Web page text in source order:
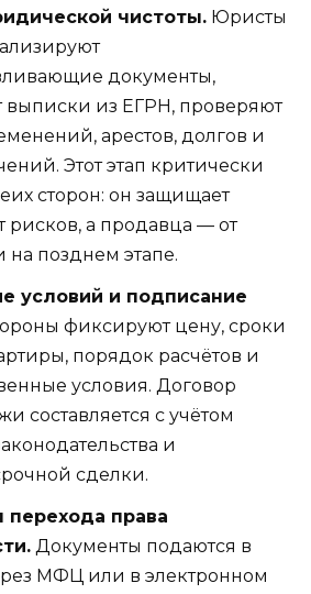
чистоты. Юристы
документы,
выписки из ЕГРН, проверяют
арестов, долгов и
Этот этап критически
сторон: он защищает
рисков, а продавца — от
на позднем этапе.
условий и подписание
фиксируют цену, сроки
порядок расчётов и
условия. Договор
составляется с учётом
и
сделки.
перехода права
Документы подаются в
МФЦ или в электронном